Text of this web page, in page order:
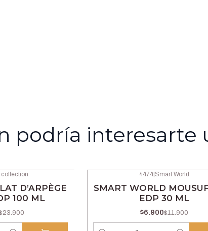
podría interesarte
collection
D’ARPÈGE
100 ML
4474| Smart World
SMART WORLD
EDP 30 ML
$6.900$11.900